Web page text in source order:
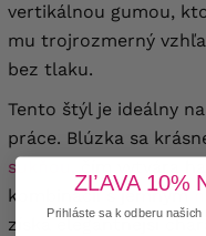
vertikálnou gumou,
mu trojrozmerný
bez tlaku.
Tento štýl je ideálny
práce. Blúzka sa
sukňou
, čím vytvára
kombinácii s jemným
získa elegantnejší
ZĽAVA 10%
Prihláste sa k odberu